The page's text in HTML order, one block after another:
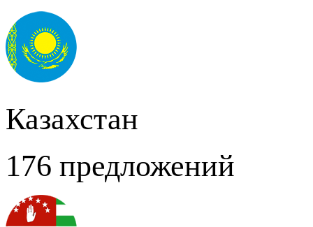
Казахстан
176 предложений